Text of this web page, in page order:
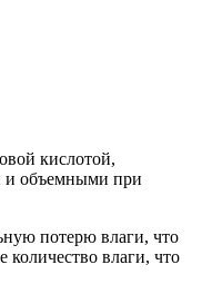
кислотой,
и объемными при
потерю влаги, что
количество влаги, что